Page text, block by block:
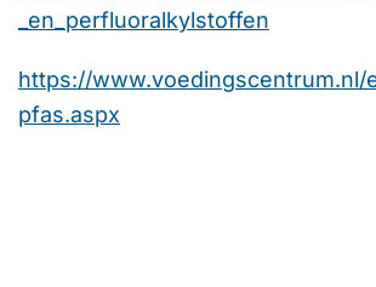
_en_perfluoralkylstoffen
https://www.voedingscentrum.nl/
pfas.aspx